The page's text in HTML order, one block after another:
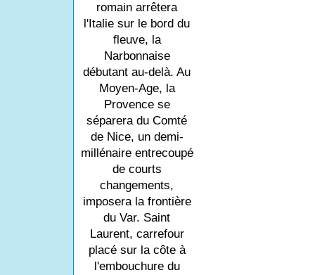
romain arrêtera
l'Italie sur le bord du
fleuve, la
Narbonnaise
débutant au-delà. Au
Moyen-Age, la
Provence se
séparera du Comté
de Nice, un demi-
millénaire entrecoupé
de courts
changements,
imposera la frontière
du Var. Saint
Laurent, carrefour
placé sur la côte à
l'embouchure du